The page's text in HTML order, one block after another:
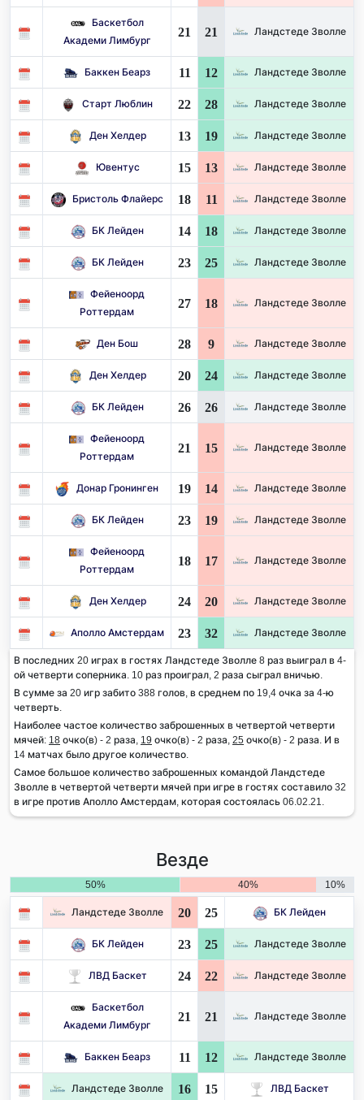
Баскетбол
Академи Лимбург
21 21 Ландстеде Зволле
Баккен Беарз 11 12 Ландстеде Зволле
Старт Люблин 22 28 Ландстеде Зволле
Ден Хелдер 13 19 Ландстеде Зволле
Ювентус 15 13 Ландстеде Зволле
Бристоль Флайерс 18 11 Ландстеде Зволле
БК Лейден 14 18 Ландстеде Зволле
БК Лейден 23 25 Ландстеде Зволле
Фейеноорд
Роттердам
27 18 Ландстеде Зволле
Ден Бош 28 9 Ландстеде Зволле
Ден Хелдер 20 24 Ландстеде Зволле
БК Лейден 26 26 Ландстеде Зволле
Фейеноорд
Роттердам
21 15 Ландстеде Зволле
Донар Гронинген 19 14 Ландстеде Зволле
БК Лейден 23 19 Ландстеде Зволле
Фейеноорд
Роттердам
18 17 Ландстеде Зволле
Ден Хелдер 24 20 Ландстеде Зволле
Аполло Амстердам 23 32 Ландстеде Зволле
В последних 20 играх в гостях Ландстеде Зволле 8 раз выиграл в 4-
ой четверти соперника. 10 раз проиграл, 2 раза сыграл вничью.
В сумме за 20 игр забито 388 голов, в среднем по 19,4 очка за 4-ю
четверть.
Наиболее частое количество заброшенных в четвертой четверти
мячей: 18 очко(в) - 2 раза, 19 очко(в) - 2 раза, 25 очко(в) - 2 раза. И в
14 матчах было другое количество.
Самое большое количество заброшенных командой Ландстеде
Зволле в четвертой четверти мячей при игре в гостях составило 32
в игре против Аполло Амстердам, которая состоялась 06.02.21.
Везде
50% 40% 10%
Ландстеде Зволле 20 25 БК Лейден
БК Лейден 23 25 Ландстеде Зволле
ЛВД Баскет 24 22 Ландстеде Зволле
Баскетбол
Академи Лимбург
21 21 Ландстеде Зволле
Баккен Беарз 11 12 Ландстеде Зволле
Ландстеде Зволле 16 15 ЛВД Баскет